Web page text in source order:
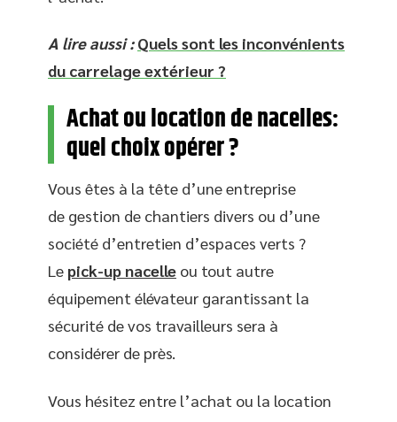
A lire aussi : Quels sont les inconvénients
du carrelage extérieur ?
Achat ou location de nacelles:
quel choix opérer ?
Vous êtes à la tête d’une entreprise
de gestion de chantiers divers ou d’une
société d’entretien d’espaces verts ?
Le pick-up nacelle ou tout autre
équipement élévateur garantissant la
sécurité de vos travailleurs sera à
considérer de près.
Vous hésitez entre l’achat ou la location